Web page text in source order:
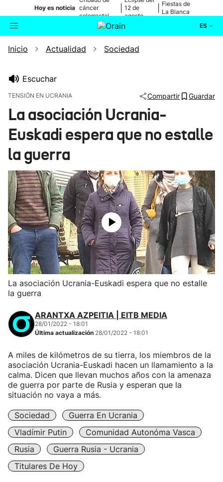
Hoy es noticia cáncer
colorrectal
12 de
agosto
Fiestas de
La Blanca
ES
Buscador Actualidad
Ikusmiran
Inicio Actualidad Sociedad
Escuchar
TENSIÓN EN UCRANIA Compartir Guardar
La asociación Ucrania-
Euskadi espera que no estalle
la guerra
La asociación Ucrania-Euskadi espera que no estalle
la guerra
ARANTXA AZPEITIA | EITB MEDIA
28/01/2022 - 18:01
Última actualización 28/01/2022 - 18:01
A miles de kilómetros de su tierra, los miembros de la
asociación Ucrania-Euskadi hacen un llamamiento a la
calma. Dicen que llevan muchos años con la amenaza
de guerra por parte de Rusia y esperan que la
situación no vaya a más.
Sociedad
Guerra En Ucrania
Vladímir Putin
Comunidad Autonóma Vasca
Rusia
Guerra Rusia - Ucrania
Titulares De Hoy